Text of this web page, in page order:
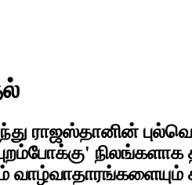
ராஜஸ்தானின்